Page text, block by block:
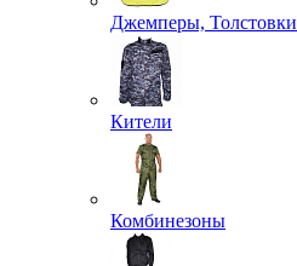
Джемперы, Толстовки
Кители
Комбинезоны